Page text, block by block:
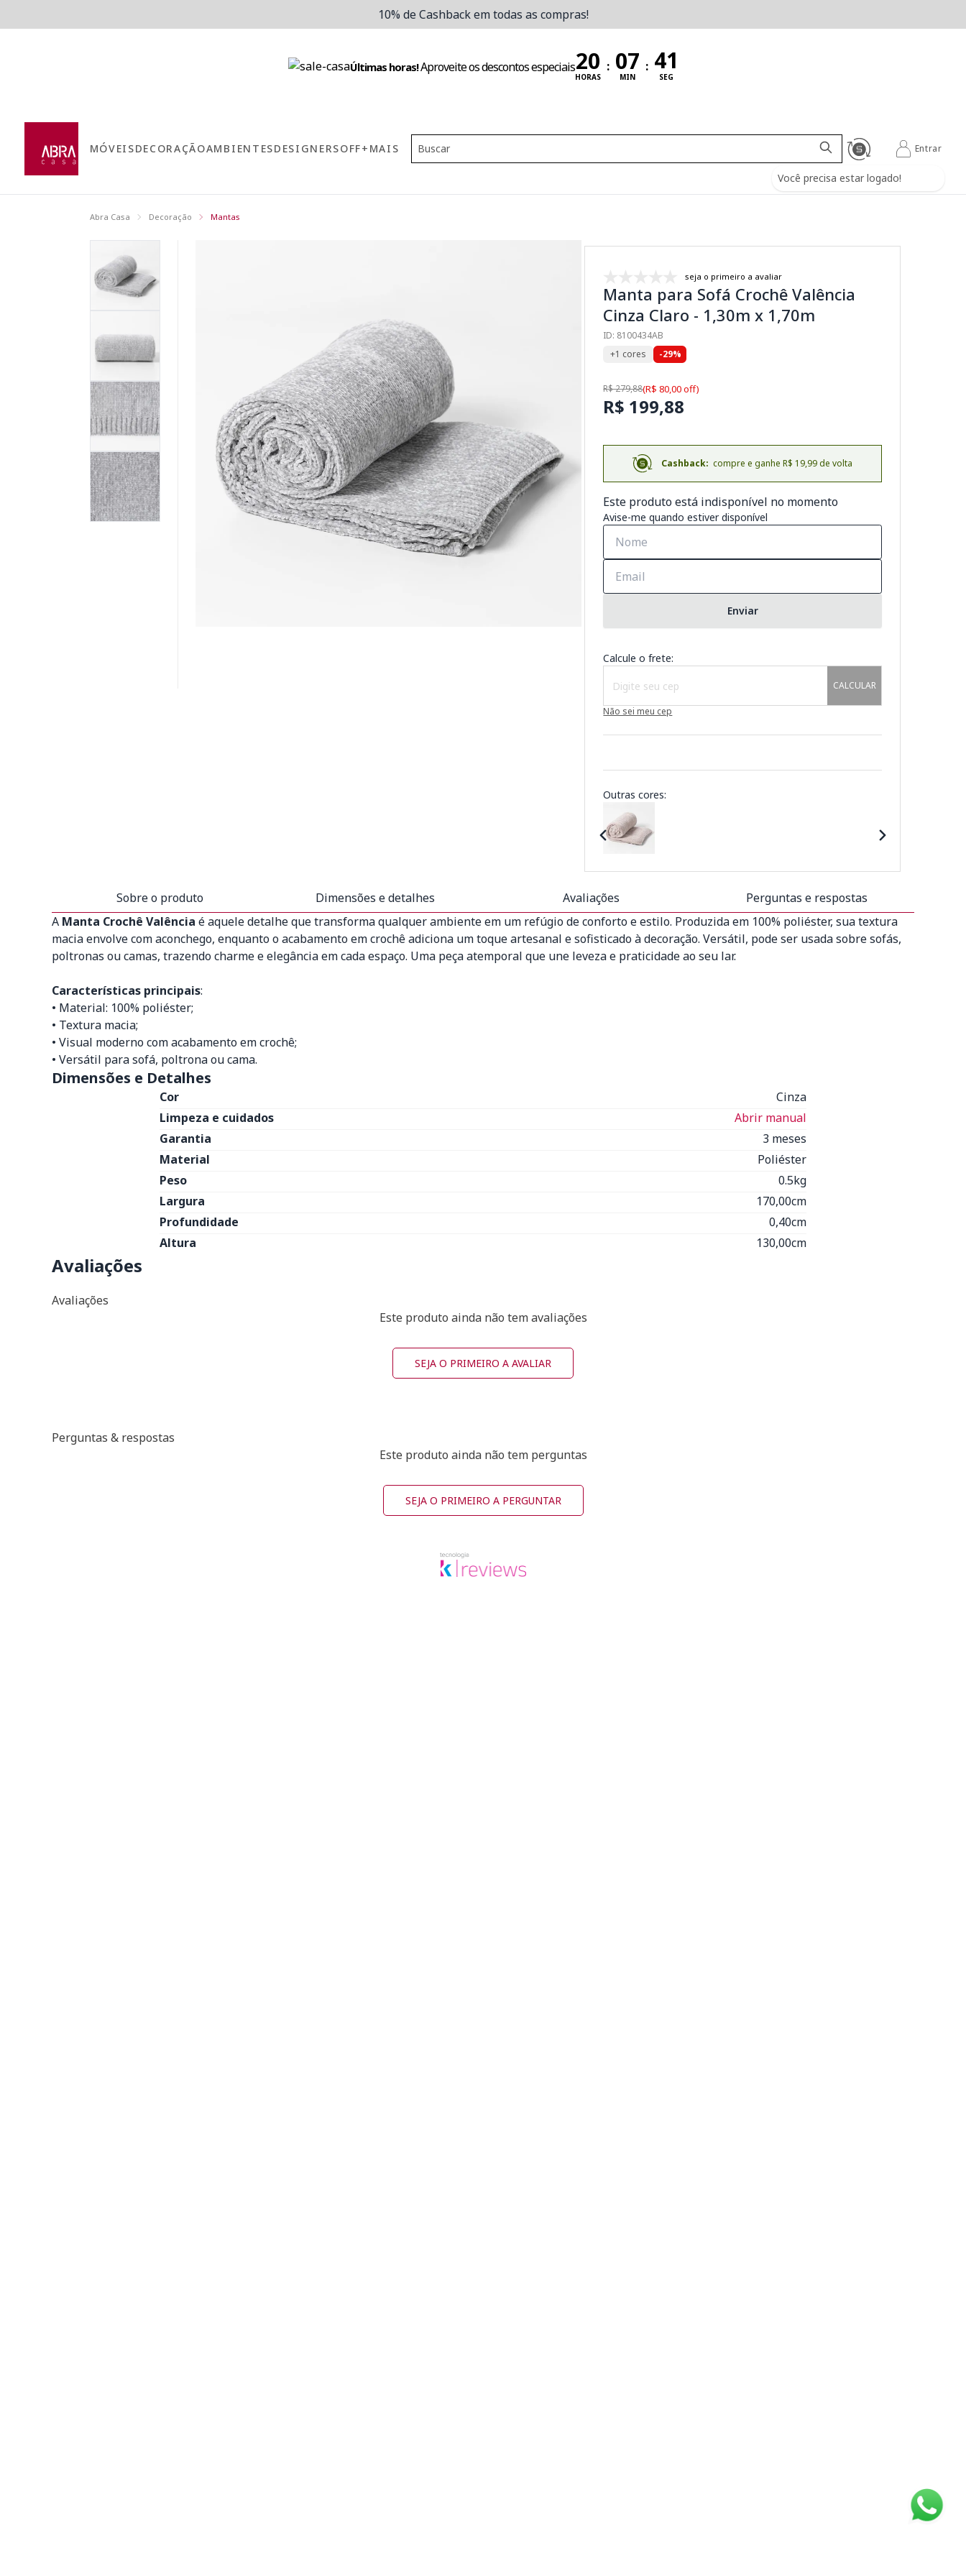
10% de Cashback em todas as compras!
Últimas horas!Aproveite os descontos especiais
HORAS
:
MIN
:
SEG
MÓVEISDECORAÇÃOAMBIENTESDESIGNERSOFF+MAIS
Você precisa estar logado!
Entrar
Abra Casa Decoração Mantas
seja o primeiro a avaliar
Manta para Sofá Crochê Valência
Cinza Claro - 1,30m x 1,70m
ID: 8100434AB
+1 cores
-29%
R$ 279,88(R$ 80,00 off)
R$ 199,88
Cashback: compre e ganhe R$ 19,99 de volta
Este produto está indisponível no momento
Avise-me quando estiver disponível
Enviar
Calcule o frete:
CALCULAR
Não sei meu cep
Outras cores:
Sobre o produto Dimensões e detalhes Avaliações
Perguntas e respostas
A Manta Crochê Valência é aquele detalhe que transforma qualquer ambiente em um refúgio de conforto e estilo. Produzida em 100% poliéster, sua textura
macia envolve com aconchego, enquanto o acabamento em crochê adiciona um toque artesanal e sofisticado à decoração. Versátil, pode ser usada sobre sofás,
poltronas ou camas, trazendo charme e elegância em cada espaço. Uma peça atemporal que une leveza e praticidade ao seu lar.
Características principais:
• Material: 100% poliéster;
• Textura macia;
• Visual moderno com acabamento em crochê;
• Versátil para sofá, poltrona ou cama.
Dimensões e Detalhes
Cor
Cinza
Limpeza e cuidados
Abrir manual
Garantia
3 meses
Material
Poliéster
Peso
0.5kg
Largura
170,00cm
Profundidade
0,40cm
Altura
130,00cm
Avaliações
Avaliações
Este produto ainda não tem avaliações
SEJA O PRIMEIRO A AVALIAR
Perguntas & respostas
Este produto ainda não tem perguntas
SEJA O PRIMEIRO A PERGUNTAR